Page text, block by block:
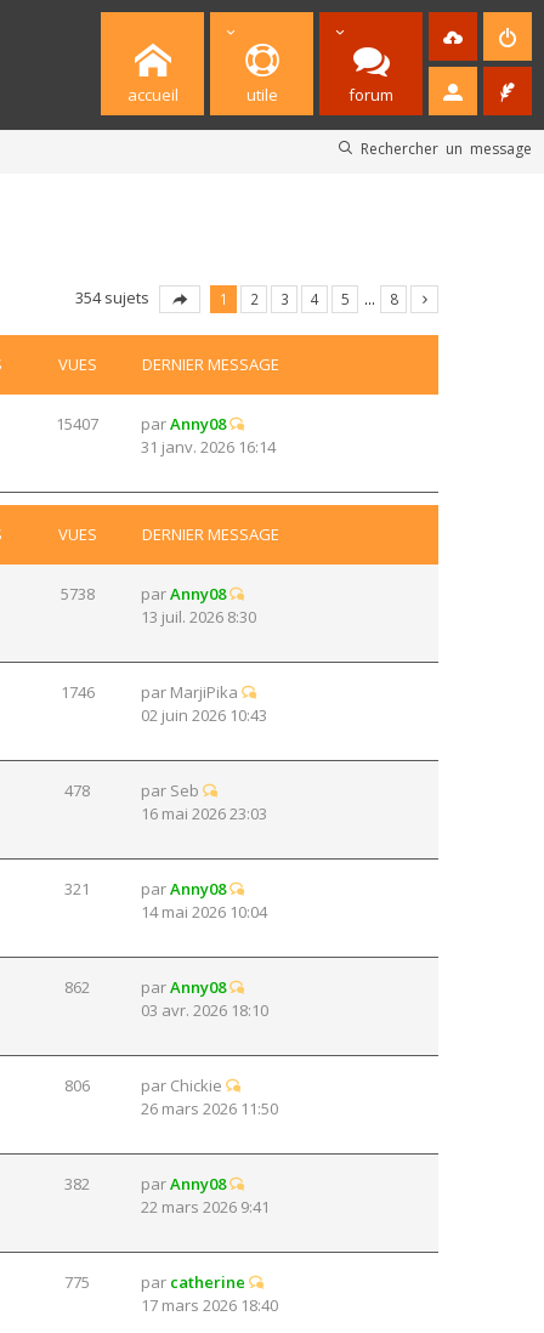
accueil utile forum
Rechercher un message
354 sujets 1 2 3 4 5 … 8
VUES DERNIER MESSAGE
15407 parAnny08
31 janv. 2026 16:14
VUES DERNIER MESSAGE
5738 parAnny08
13 juil. 2026 8:30
1746 par MarjiPika
02 juin 2026 10:43
478 par Seb
16 mai 2026 23:03
321 parAnny08
14 mai 2026 10:04
862 parAnny08
03 avr. 2026 18:10
806 par Chickie
26 mars 2026 11:50
382 parAnny08
22 mars 2026 9:41
775 par catherine
17 mars 2026 18:40